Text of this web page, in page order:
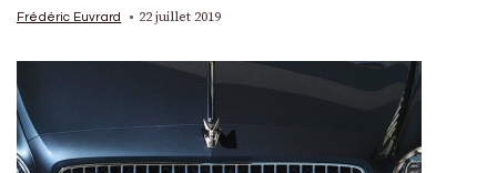
Frédéric Euvrard 22 juillet 2019